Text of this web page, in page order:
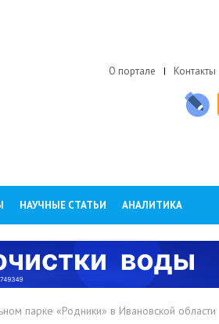
О портале Контакты
НАУЧНЫЕ СТАТЬИ АНАЛИТИКА
парке «Родники» в Ивановской области